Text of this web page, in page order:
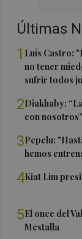
Últimas
1 Luís Castro:
no tener
sufrir todos
2Diakhaby:
con nosotros”
3Pepelu:
hemos
4Kiat Lim
5El once del
Mestalla